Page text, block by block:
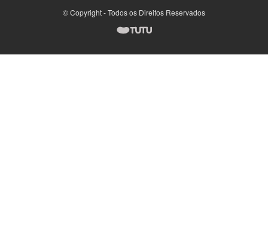
© Copyright - Todos os Direitos Reservados